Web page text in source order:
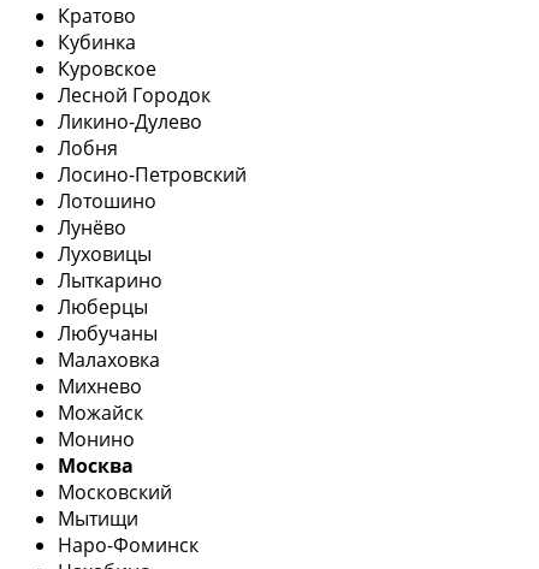
Кратово
Кубинка
Куровское
Лесной Городок
Ликино-Дулево
Лобня
Лосино-Петровский
Лотошино
Лунёво
Луховицы
Лыткарино
Люберцы
Любучаны
Малаховка
Михнево
Можайск
Монино
Москва
Московский
Мытищи
Наро-Фоминск